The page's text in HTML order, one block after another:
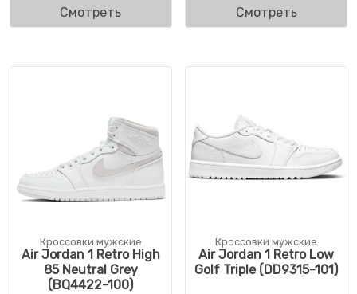
Смотреть
Смотреть
Кроссовки мужские
Air Jordan 1 Retro High
85 Neutral Grey
(BQ4422-100)
Кроссовки мужские
Air Jordan 1 Retro Low
Golf Triple (DD9315-101)